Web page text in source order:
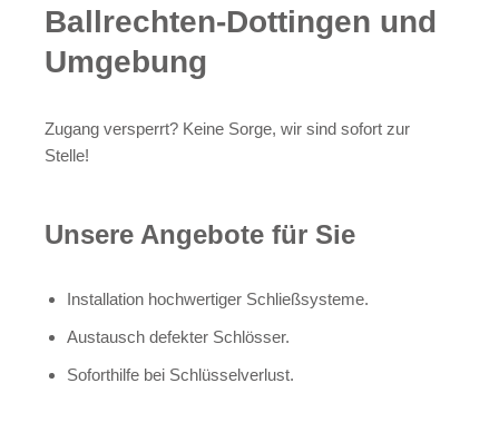
Ballrechten-Dottingen und
Umgebung
Zugang versperrt? Keine Sorge, wir sind sofort zur
Stelle!
Unsere Angebote für Sie
Installation hochwertiger Schließsysteme.
Austausch defekter Schlösser.
Soforthilfe bei Schlüsselverlust.